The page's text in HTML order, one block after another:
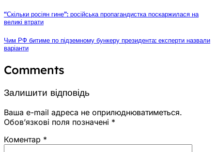
“Скільки росіян гине”: російська пропагандистка поскаржилася на
великі втрати
Чим РФ битиме по підземному бункеру президента: експерти назвали
варіанти
Comments
Залишити відповідь
Ваша e-mail адреса не оприлюднюватиметься.
Обов’язкові поля позначені *
Коментар *